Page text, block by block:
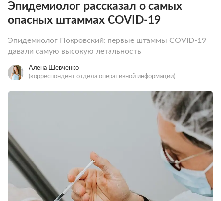
Эпидемиолог рассказал о самых
опасных штаммах COVID-19
Эпидемиолог Покровский: первые штаммы COVID-19
давали самую высокую летальность
Алена Шевченко
(корреспондент отдела оперативной информации)